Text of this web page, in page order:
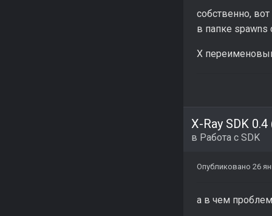
собственно,
в папке spawns
X
X-Ray SDK 0.4
в Работа с SDK
Опубликовано 26
а в чем